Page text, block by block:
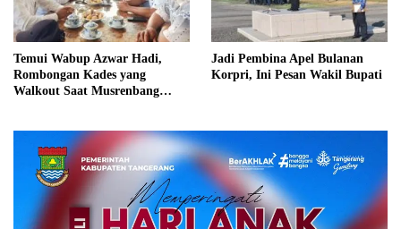
Temui Wabup Azwar Hadi,
Rombongan Kades yang
Walkout Saat Musrenbang
Jadi Pembina Apel Bulanan
Korpri, Ini Pesan Wakil Bupati